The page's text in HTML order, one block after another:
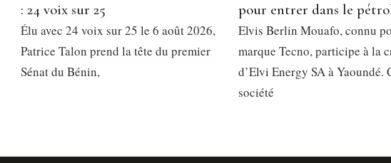
: 24 voix sur 25
Élu avec 24 voix sur 25 le 6 août 2026,
Patrice Talon prend la tête du premier
Sénat du Bénin,
pour entrer dans le
Elvis Berlin Mouafo, connu
marque Tecno, participe à la
d’Elvi Energy SA à Yaoundé.
société